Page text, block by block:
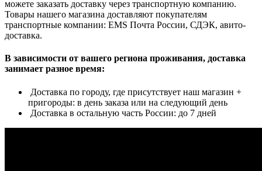
можете заказать доставку через транспортную компанию.
Товары нашего магазина доставляют покупателям
транспортные компании: EMS Почта России, СДЭК, авито-
доставка.
В зависимости от вашего региона проживания, доставка
занимает разное время:
Доставка по городу, где присутствует наш магазин +
пригороды: в день заказа или на следующий день
Доставка в остальную часть России: до 7 дней